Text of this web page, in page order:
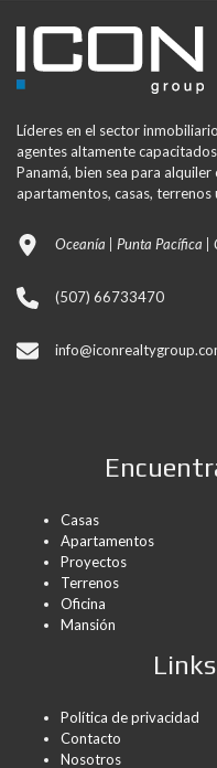
Líderes en el sector
agentes altamente
Panamá, bien sea para
apartamentos, casas, terrenos
Oceanía | Punta Pacífica |
(507) 66733470
Casas
Apartamentos
Proyectos
Terrenos
Oficina
Mansión
Política de privacidad
Contacto
Nosotros